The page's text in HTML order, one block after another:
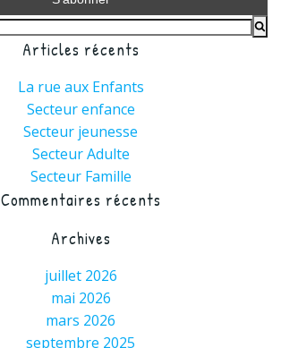
Articles récents
La rue aux Enfants
Secteur enfance
Secteur jeunesse
Secteur Adulte
Secteur Famille
Commentaires récents
Archives
juillet 2026
mai 2026
mars 2026
septembre 2025